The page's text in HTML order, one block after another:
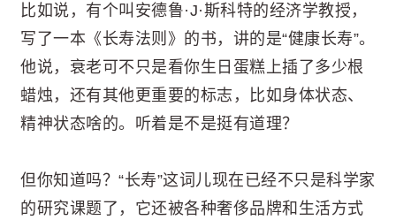
比如说，有个叫安德鲁·J·斯科特的经济学教授，
写了一本《长寿法则》的书，讲的是“健康长寿”。
他说，衰老可不只是看你生日蛋糕上插了多少根
蜡烛，还有其他更重要的标志，比如身体状态、
精神状态啥的。听着是不是挺有道理？
但你知道吗？“长寿”这词儿现在已经不只是科学家
的研究课题了，它还被各种奢侈品牌和生活方式